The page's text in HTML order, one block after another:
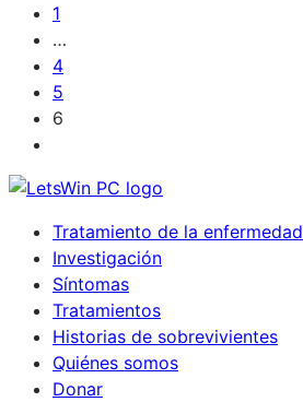
1
…
4
5
6
Tratamiento de la enfermedad
Investigación
Síntomas
Tratamientos
Historias de sobrevivientes
Quiénes somos
Donar